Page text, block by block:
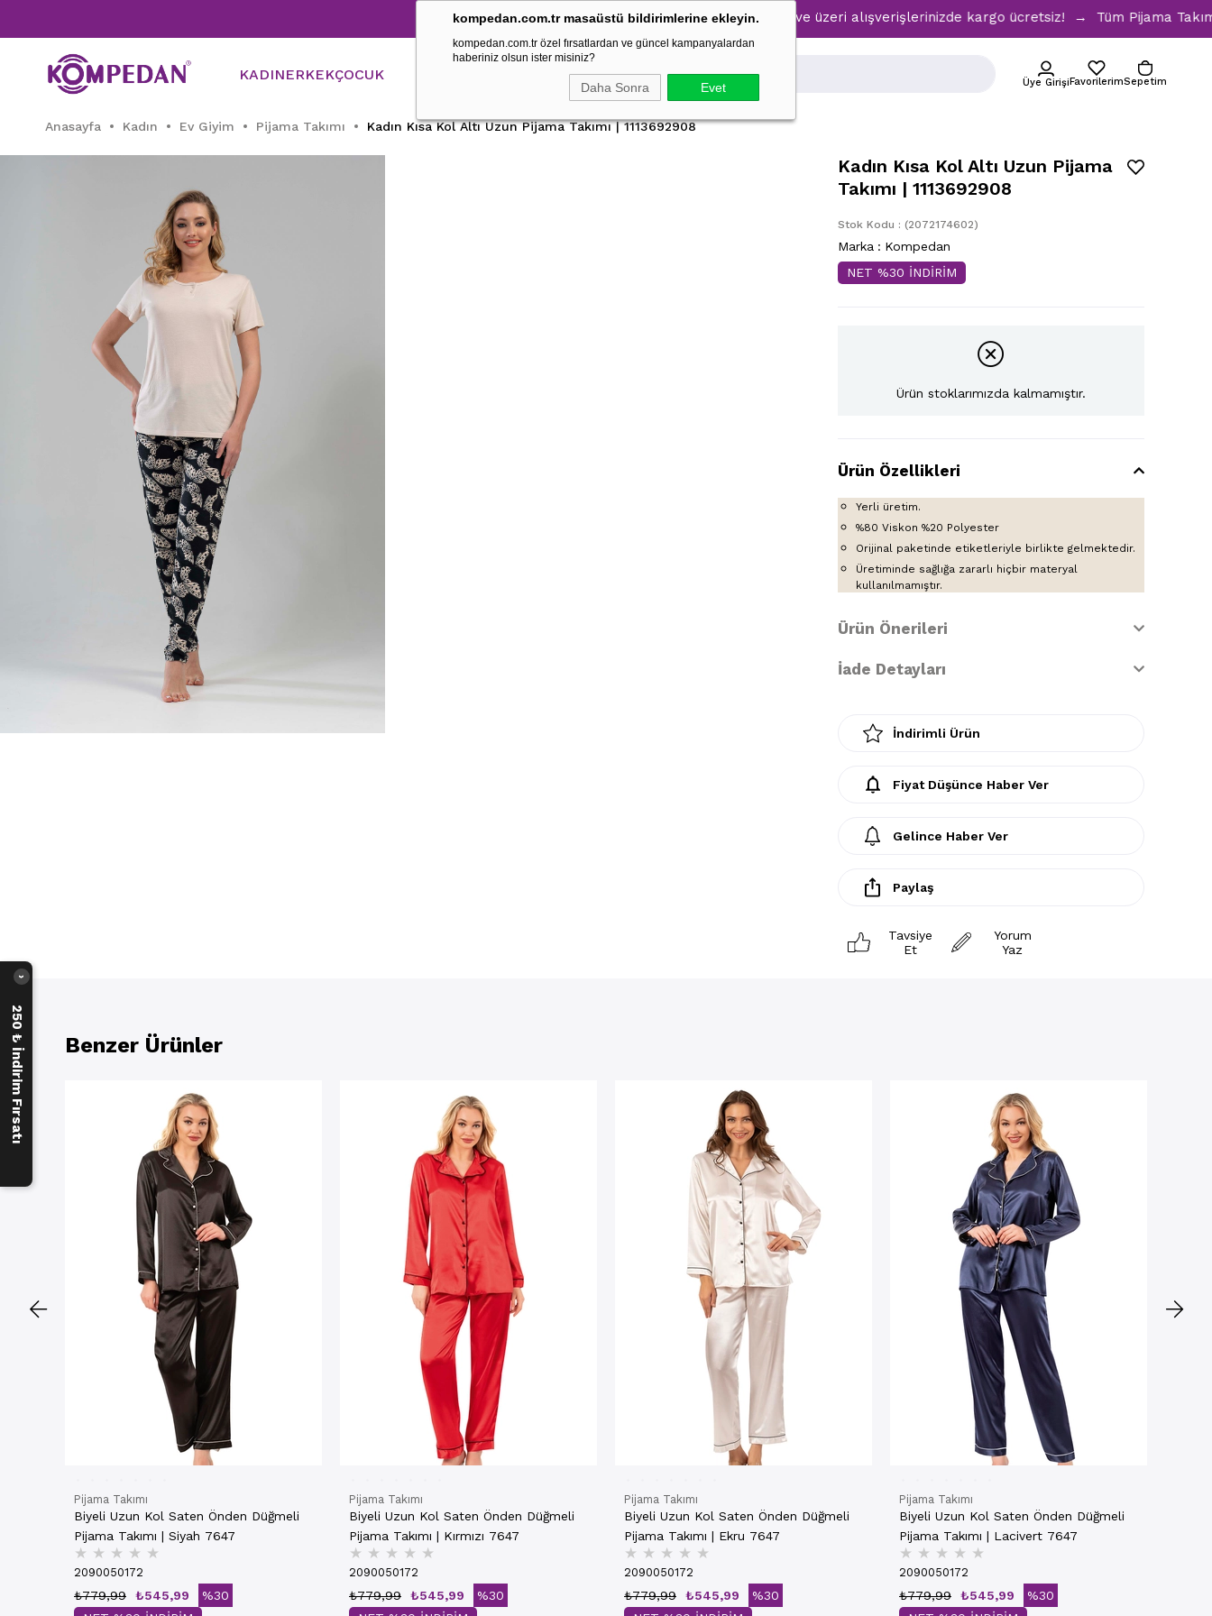
kompedan.com.tr masaüstü bildirimlerine ekleyin.
kompedan.com.tr özel fırsatlardan ve güncel kampanyalardan
haberiniz olsun ister misiniz?
Daha Sonra Evet
Tüm Pijama Takımlarında %30 İndirim → 1500 TL ve üzeri alışverişlerinizde kargo ücretsiz! → Tüm Pijama
KADINERKEKÇOCUK Üye GirişiFavorilerimSepetim
Anasayfa Kadın Ev Giyim Pijama Takımı Kadın Kısa Kol Altı Uzun Pijama Takımı | 1113692908
Kadın Kısa Kol Altı Uzun Pijama
Takımı | 1113692908
Stok Kodu (2072174602)
Marka : Kompedan
NET %30 İNDİRİM
Ürün stoklarımızda kalmamıştır.
Ürün Özellikleri
Yerli üretim.
%80 Viskon %20 Polyester
Orijinal paketinde etiketleriyle birlikte gelmektedir.
Üretiminde sağlığa zararlı hiçbir materyal
kullanılmamıştır.
Ürün Önerileri
İade Detayları
İndirimli Ürün
Fiyat Düşünce Haber Ver
Gelince Haber Ver
Paylaş
Tavsiye
Et
Yorum
Yaz
Benzer Ürünler
Pijama Takımı
Biyeli Uzun Kol Saten Önden Düğmeli
Pijama Takımı | Siyah 7647
★ ★ ★ ★ ★
2090050172
₺545,99
₺779,99
%30
Pijama Takımı
Biyeli Uzun Kol Saten Önden Düğmeli
Pijama Takımı | Kırmızı 7647
★ ★ ★ ★ ★
2090050172
₺545,99
₺779,99
%30
Pijama Takımı
Biyeli Uzun Kol Saten Önden Düğmeli
Pijama Takımı | Ekru 7647
★ ★ ★ ★ ★
2090050172
₺545,99
₺779,99
%30
Pijama Takımı
Biyeli Uzun Kol Saten Önden Düğmeli
Pijama Takımı | Lacivert 7647
★ ★ ★ ★ ★
2090050172
₺545,99
₺779,99
%30
250 ₺ İndirim Fırsatı
›